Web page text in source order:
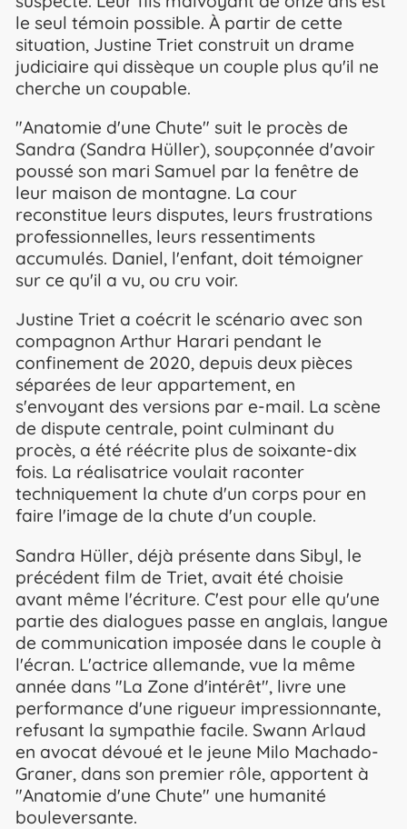
le seul témoin possible. À partir de cette
situation, Justine Triet construit un drame
judiciaire qui dissèque un couple plus qu'il ne
cherche un coupable.
"Anatomie d'une Chute" suit le procès de
Sandra (Sandra Hüller), soupçonnée d'avoir
poussé son mari Samuel par la fenêtre de
leur maison de montagne. La cour
reconstitue leurs disputes, leurs frustrations
professionnelles, leurs ressentiments
accumulés. Daniel, l'enfant, doit témoigner
sur ce qu'il a vu, ou cru voir.
Justine Triet a coécrit le scénario avec son
compagnon Arthur Harari pendant le
confinement de 2020, depuis deux pièces
séparées de leur appartement, en
s'envoyant des versions par e-mail. La scène
de dispute centrale, point culminant du
procès, a été réécrite plus de soixante-dix
fois. La réalisatrice voulait raconter
techniquement la chute d'un corps pour en
faire l'image de la chute d'un couple.
Sandra Hüller, déjà présente dans Sibyl, le
précédent film de Triet, avait été choisie
avant même l'écriture. C'est pour elle qu'une
partie des dialogues passe en anglais, langue
de communication imposée dans le couple à
l'écran. L'actrice allemande, vue la même
année dans "La Zone d'intérêt", livre une
performance d'une rigueur impressionnante,
refusant la sympathie facile. Swann Arlaud
en avocat dévoué et le jeune Milo Machado-
Graner, dans son premier rôle, apportent à
"Anatomie d'une Chute" une humanité
bouleversante.